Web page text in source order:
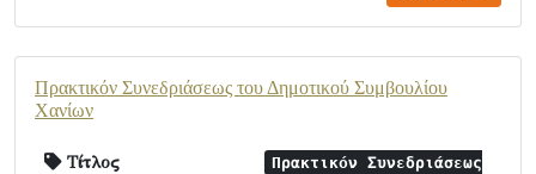
Πρακτικόν Συνεδριάσεως του Δημοτικού Συμβουλίου
Χανίων
Τίτλος
Πρακτικόν Συνεδριάσεως